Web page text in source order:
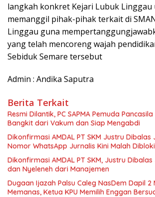
langkah konkret Kejari Lubuk
memanggil pihak-pihak terkait di
Linggau guna
yang telah mencoreng wajah
Sebiduk Semare tersebut
Admin : Andika Saputra
Berita Terkait
Resmi Dilantik, PC SAPMA Pemuda
Bangkit dari Vakum dan Siap Mengabdi
Dikonfirmasi AMDAL PT SKM Justru Dibalas
Nomor WhatsApp Jurnalis Kini Malah
Dikonfirmasi AMDAL PT SKM, Justru Dibalas
dan Nyeleneh dari Manajemen
Dugaan Ijazah Palsu Caleg NasDem Dapil 2
Memanas, Ketua KPU Memilih Enggan